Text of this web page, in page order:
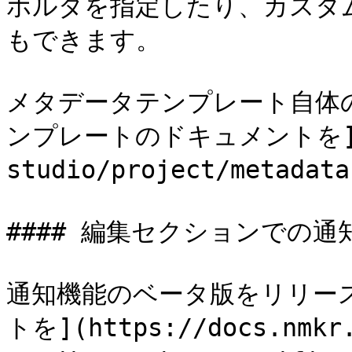
ホルダを指定したり、カス
もできます。
メタデータテンプレート自
ンプレートのドキュメン
studio/project/metadata-
#### 編集セクションでの通
通知機能のベータ版をリリ
トを](https://